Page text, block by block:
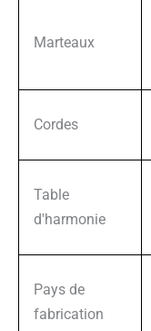
Marteaux
Cordes
Table
d'harmonie
Pays de
fabrication